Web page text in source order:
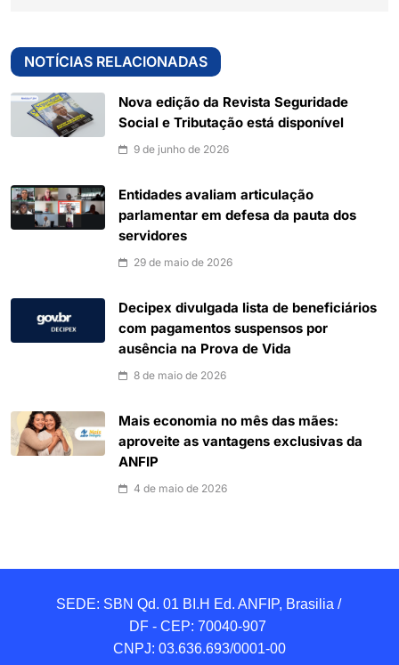
NOTÍCIAS RELACIONADAS
Nova edição da Revista Seguridade
Social e Tributação está disponível
9 de junho de 2026
Entidades avaliam articulação
parlamentar em defesa da pauta dos
servidores
29 de maio de 2026
Decipex divulgada lista de beneficiários
com pagamentos suspensos por
ausência na Prova de Vida
8 de maio de 2026
Mais economia no mês das mães:
aproveite as vantagens exclusivas da
ANFIP
4 de maio de 2026
SEDE: SBN Qd. 01 BI.H Ed. ANFIP, Brasilia /
DF - CEP: 70040-907
CNPJ: 03.636.693/0001-00